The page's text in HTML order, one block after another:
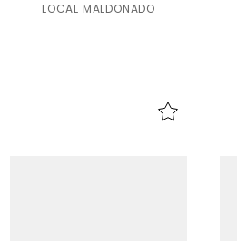
LOCAL MALDONADO